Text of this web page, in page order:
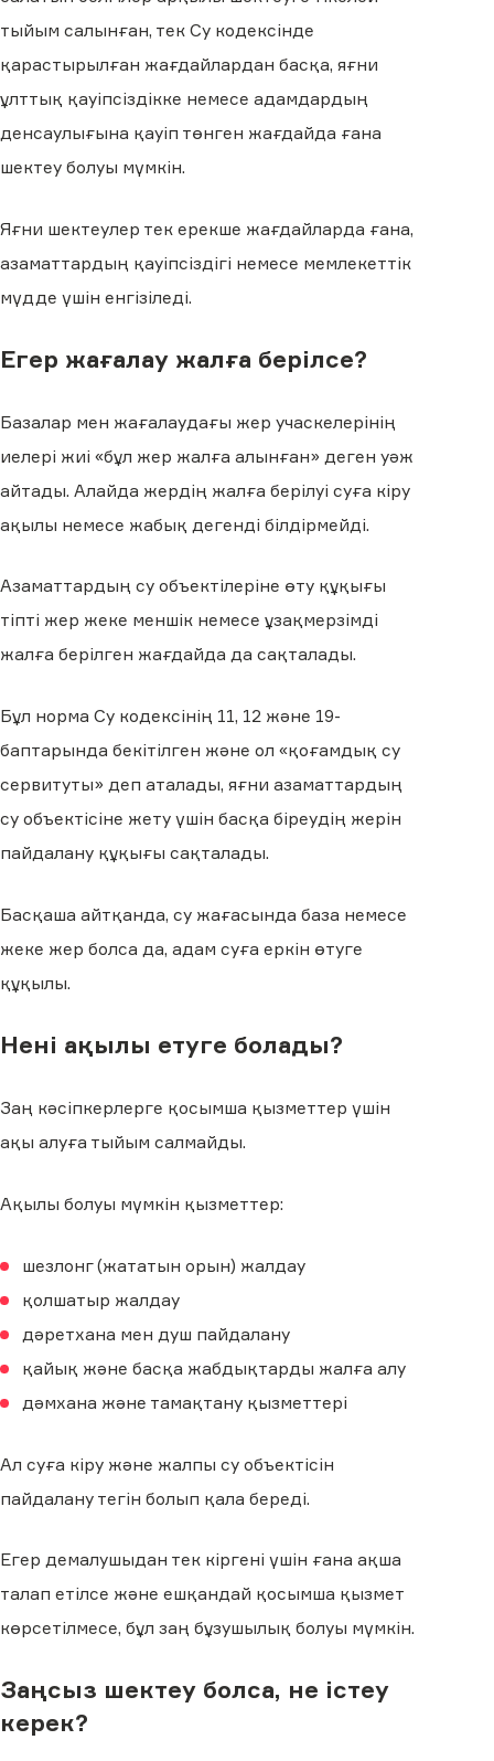
тыйым салынған, тек Су кодексінде
қарастырылған жағдайлардан басқа, яғни
ұлттық қауіпсіздікке немесе адамдардың
денсаулығына қауіп төнген жағдайда ғана
шектеу болуы мүмкін.
Яғни шектеулер тек ерекше жағдайларда ғана,
азаматтардың қауіпсіздігі немесе мемлекеттік
мүдде үшін енгізіледі.
Егер жағалау жалға берілсе?
Базалар мен жағалаудағы жер учаскелерінің
иелері жиі «бұл жер жалға алынған» деген уәж
айтады. Алайда жердің жалға берілуі суға кіру
ақылы немесе жабық дегенді білдірмейді.
Азаматтардың су объектілеріне өту құқығы
тіпті жер жеке меншік немесе ұзақмерзімді
жалға берілген жағдайда да сақталады.
Бұл норма Су кодексінің 11, 12 және 19-
баптарында бекітілген және ол «қоғамдық су
сервитуты» деп аталады, яғни азаматтардың
су объектісіне жету үшін басқа біреудің жерін
пайдалану құқығы сақталады.
Басқаша айтқанда, су жағасында база немесе
жеке жер болса да, адам суға еркін өтуге
құқылы.
Нені ақылы етуге болады?
Заң кәсіпкерлерге қосымша қызметтер үшін
ақы алуға тыйым салмайды.
Ақылы болуы мүмкін қызметтер:
шезлонг (жататын орын) жалдау
қолшатыр жалдау
дәретхана мен душ пайдалану
қайық және басқа жабдықтарды жалға алу
дәмхана және тамақтану қызметтері
Ал суға кіру және жалпы су объектісін
пайдалану тегін болып қала береді.
Егер демалушыдан тек кіргені үшін ғана ақша
талап етілсе және ешқандай қосымша қызмет
көрсетілмесе, бұл заң бұзушылық болуы мүмкін.
Заңсыз шектеу болса, не істеу
керек?